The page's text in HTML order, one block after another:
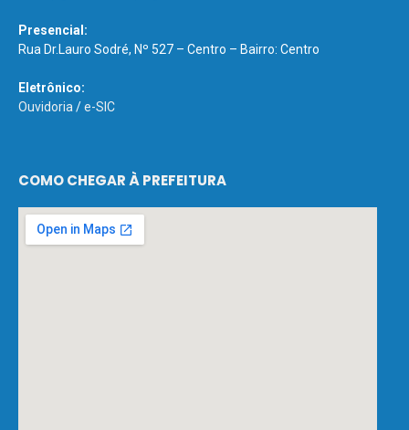
Presencial:
Rua Dr.Lauro Sodré, Nº 527 – Centro – Bairro: Centro
Eletrônico:
Ouvidoria /e-SIC
COMO CHEGAR À PREFEITURA